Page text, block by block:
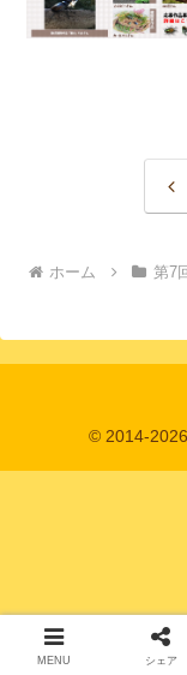
前
ホーム 第7
© 2014-2026
MENU シェア